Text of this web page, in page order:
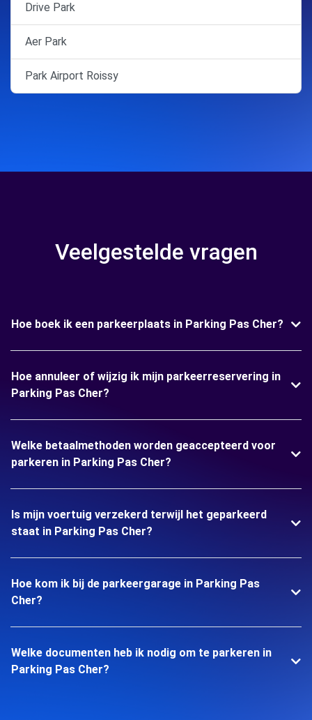
Drive Park
Aer Park
Park Airport Roissy
Veelgestelde vragen
Hoe boek ik een parkeerplaats in Parking Pas Cher?
Hoe annuleer of wijzig ik mijn parkeerreservering in
Parking Pas Cher?
Welke betaalmethoden worden geaccepteerd voor
parkeren in Parking Pas Cher?
Is mijn voertuig verzekerd terwijl het geparkeerd
staat in Parking Pas Cher?
Hoe kom ik bij de parkeergarage in Parking Pas
Cher?
Welke documenten heb ik nodig om te parkeren in
Parking Pas Cher?